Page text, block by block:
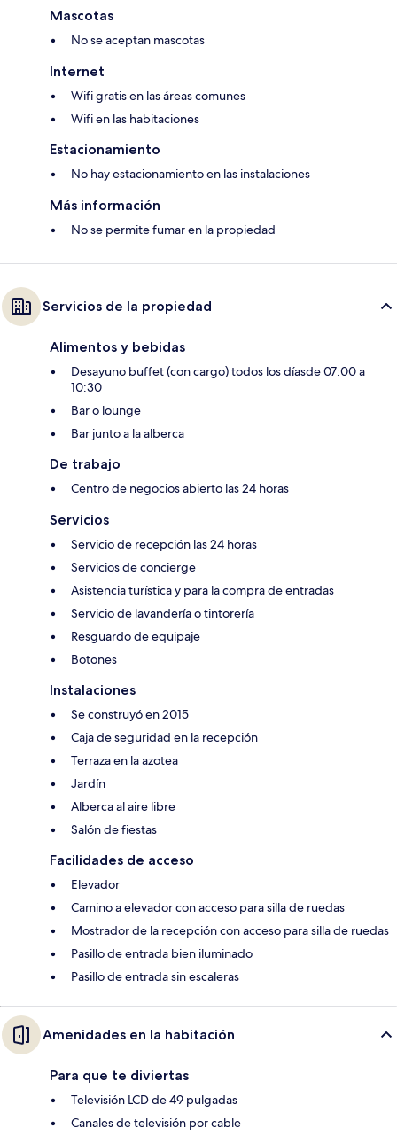
Mascotas
No se aceptan mascotas
Internet
Wifi gratis en las áreas comunes
Wifi en las habitaciones
Estacionamiento
No hay estacionamiento en las instalaciones
Más información
No se permite fumar en la propiedad
Servicios de la propiedad
Alimentos y bebidas
Desayuno buffet (con cargo) todos los díasde 07:00 a
10:30
Bar o lounge
Bar junto a la alberca
De trabajo
Centro de negocios abierto las 24 horas
Servicios
Servicio de recepción las 24 horas
Servicios de concierge
Asistencia turística y para la compra de entradas
Servicio de lavandería o tintorería
Resguardo de equipaje
Botones
Instalaciones
Se construyó en 2015
Caja de seguridad en la recepción
Terraza en la azotea
Jardín
Alberca al aire libre
Salón de fiestas
Facilidades de acceso
Elevador
Camino a elevador con acceso para silla de ruedas
Mostrador de la recepción con acceso para silla de ruedas
Pasillo de entrada bien iluminado
Pasillo de entrada sin escaleras
Amenidades en la habitación
Para que te diviertas
Televisión LCD de 49 pulgadas
Canales de televisión por cable